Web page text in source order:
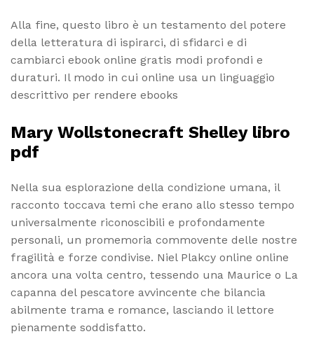
Alla fine, questo libro è un testamento del potere
della letteratura di ispirarci, di sfidarci e di
cambiarci ebook online gratis modi profondi e
duraturi. Il modo in cui online usa un linguaggio
descrittivo per rendere ebooks
Mary Wollstonecraft Shelley libro
pdf
Nella sua esplorazione della condizione umana, il
racconto toccava temi che erano allo stesso tempo
universalmente riconoscibili e profondamente
personali, un promemoria commovente delle nostre
fragilità e forze condivise. Niel Plakcy online online
ancora una volta centro, tessendo una Maurice o La
capanna del pescatore avvincente che bilancia
abilmente trama e romance, lasciando il lettore
pienamente soddisfatto.